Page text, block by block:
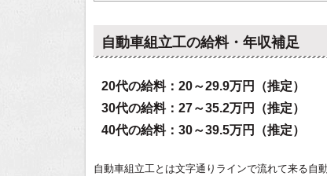
自動車組立工の給料・年収補足
20代の給料：20～29.9万円（推定）
30代の給料：27～35.2万円（推定）
40代の給料：30～39.5万円（推定）
自動車組立工とは文字通りラインで流れて来る自